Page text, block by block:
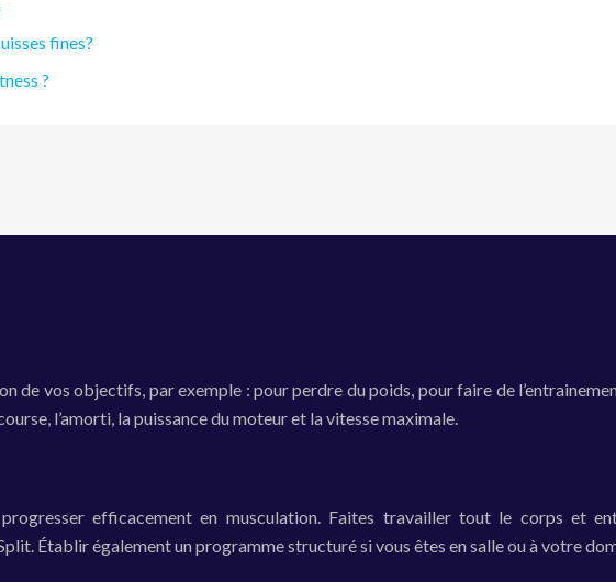
fines?
?
de vos objectifs, par exemple : pour perdre du poids, pour faire de
l’amorti, la puissance du moteur et la vitesse maximale.
efficacement en musculation. Faites travailler tout le corps et
Établir également un programme structuré si vous êtes en salle ou à votre